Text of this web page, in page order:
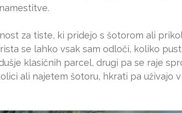
za tiste, ki pridejo s šotorom ali
se lahko vsak sam odloči, koliko
klasičnih parcel, drugi pa se raje
ali najetem šotoru, hkrati pa uživajo